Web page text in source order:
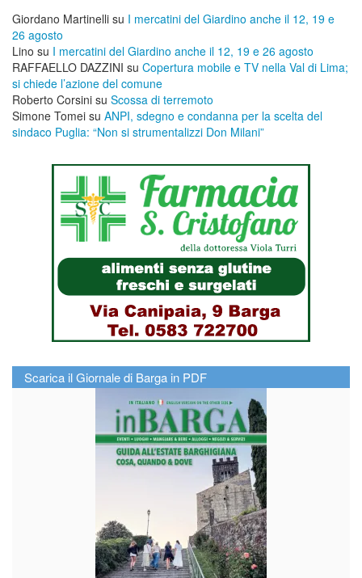
Giordano Martinelli su I mercatini del Giardino anche il 12, 19 e
26 agosto
Lino su I mercatini del Giardino anche il 12, 19 e 26 agosto
RAFFAELLO DAZZINI su ​Copertura mobile e TV nella Val di Lima;
si chiede l’azione del comune
Roberto Corsini su Scossa di terremoto
Simone Tomei su ANPI, sdegno e condanna per la scelta del
sindaco Puglia: “Non si strumentalizzi Don Milani”
Scarica il Giornale di Barga in PDF